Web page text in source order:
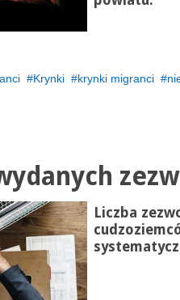
Krynki krynki migranci
Liczba